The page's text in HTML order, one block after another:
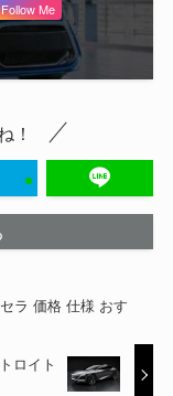
Follow Me
！
ラ 価格 仕様 おす
ロイト